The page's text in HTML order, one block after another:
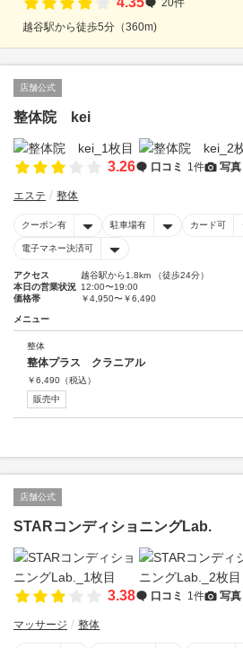
越谷駅から徒歩5分（360m)
店舗公式
整体院 kei
3.26 口コミ 1件 写真
エステ 整体
クーポン有 駐車場有 カード可
電子マネー決済可
アクセス
越谷駅から1.8km （徒歩24分）
本日の営業状況 12:00〜19:00
価格帯
￥4,950〜￥6,490
メニュー
整体
整体プラス クラニアル
￥6,490 （税込）
販売中
店舗公式
STARコンディショニングLab.
3.38 口コミ 1件 写真
マッサージ 整体